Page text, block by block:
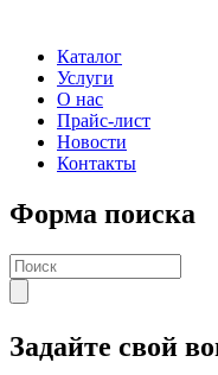
Каталог
Услуги
О нас
Прайс-лист
Новости
Контакты
Форма поиска
Задайте свой